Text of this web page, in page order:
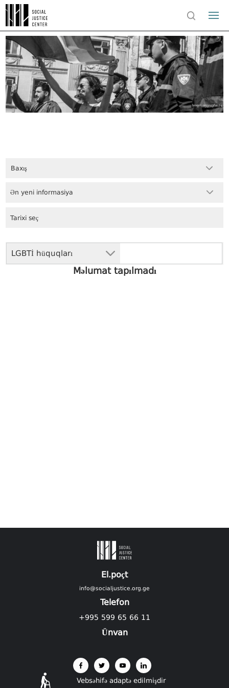
Baxış
LGBTİ hüquqları
Ən yeni informasiya
Məlumat tapılmadı
El.poçt
info@socialjustice.org.ge
Telefon
+995 599 65 66 11
Ünvan
Vebsəhifə adaptə edilmişdir